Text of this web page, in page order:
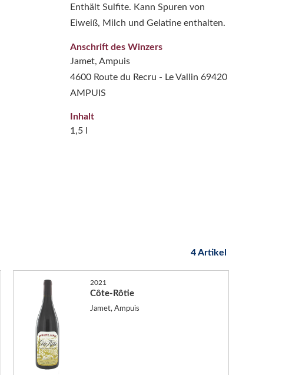
Enthält Sulfite. Kann Spuren von
Eiweiß, Milch und Gelatine enthalten.
Anschrift des Winzers
Jamet, Ampuis
4600 Route du Recru - Le Vallin 69420
AMPUIS
Inhalt
1,5 l
4 Artikel
2021
Côte-Rôtie
Jamet, Ampuis